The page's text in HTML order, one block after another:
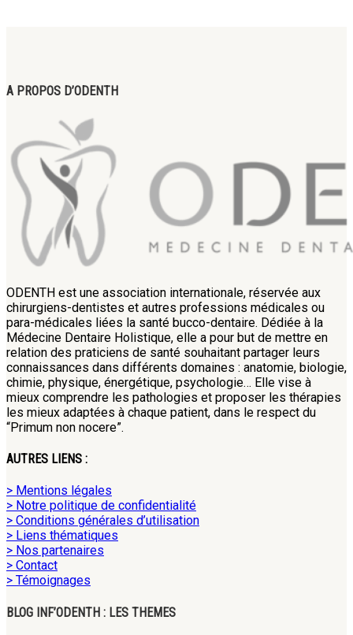
A PROPOS D’ODENTH
ODENTH est une association internationale, réservée aux
chirurgiens-dentistes et autres professions médicales ou
para-médicales liées la santé bucco-dentaire. Dédiée à la
Médecine Dentaire Holistique, elle a pour but de mettre en
relation des praticiens de santé souhaitant partager leurs
connaissances dans différents domaines : anatomie, biologie,
chimie, physique, énergétique, psychologie… Elle vise à
mieux comprendre les pathologies et proposer les thérapies
les mieux adaptées à chaque patient, dans le respect du
“Primum non nocere”.
AUTRES LIENS :
> Mentions légales
> Notre politique de confidentialité
> Conditions générales d’utilisation
> Liens thématiques
> Nos partenaires
> Contact
> Témoignages
BLOG INF’ODENTH : LES THEMES